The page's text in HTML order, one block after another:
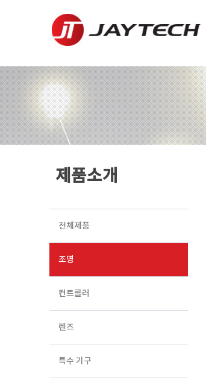
제품소개
전체제품
조명
컨트롤러
렌즈
특수 기구